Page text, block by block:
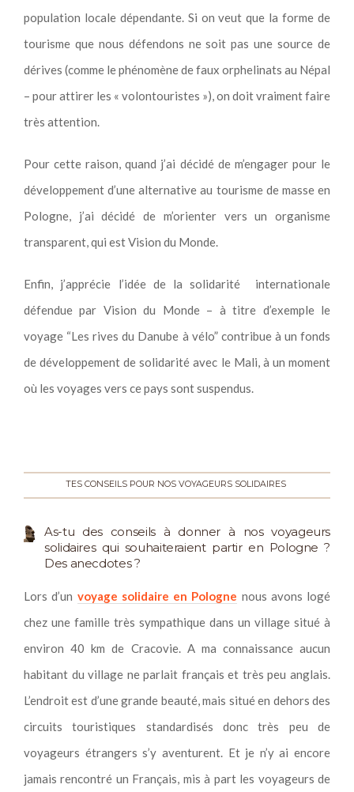
population locale dépendante. Si on veut que la forme de
tourisme que nous défendons ne soit pas une source de
dérives (comme le phénomène de faux orphelinats au Népal
– pour attirer les « volontouristes »), on doit vraiment faire
très attention.
Pour cette raison, quand j’ai décidé de m’engager pour le
développement d’une alternative au tourisme de masse en
Pologne, j’ai décidé de m’orienter vers un organisme
transparent, qui est Vision du Monde.
Enfin, j’apprécie l’idée de la solidarité internationale
défendue par Vision du Monde – à titre d’exemple le
voyage “Les rives du Danube à vélo” contribue à un fonds
de développement de solidarité avec le Mali, à un moment
où les voyages vers ce pays sont suspendus.
TES CONSEILS POUR NOS VOYAGEURS SOLIDAIRES
As-tu des conseils à donner à nos voyageurs
solidaires qui souhaiteraient partir en Pologne ?
Des anecdotes ?
Lors d’un voyage solidaire en Pologne nous avons logé
chez une famille très sympathique dans un village situé à
environ 40 km de Cracovie. A ma connaissance aucun
habitant du village ne parlait français et très peu anglais.
L’endroit est d’une grande beauté, mais situé en dehors des
circuits touristiques standardisés donc très peu de
voyageurs étrangers s’y aventurent. Et je n’y ai encore
jamais rencontré un Français, mis à part les voyageurs de